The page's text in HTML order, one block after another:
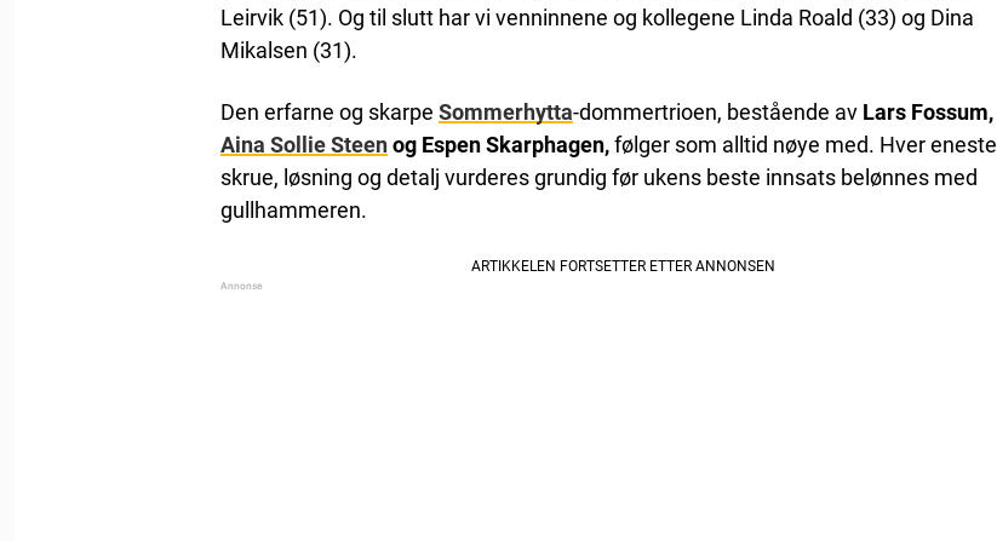
Leirvik (51). Og til slutt har vi venninnene og kollegene Linda Roald (33) og Dina
Mikalsen (31).
Den erfarne og skarpe Sommerhytta-dommertrioen, bestående av Lars Fossum,
Aina Sollie Steenog Espen Skarphagen,følger som alltid nøye med. Hver eneste
skrue, løsning og detalj vurderes grundig før ukens beste innsats belønnes med
gullhammeren.